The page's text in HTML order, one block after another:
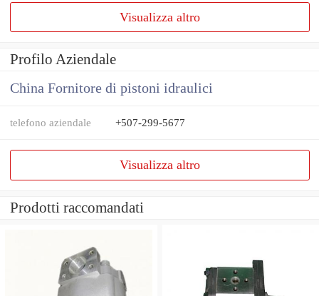
Visualizza altro
Profilo Aziendale
China Fornitore di pistoni idraulici
telefono aziendale +507-299-5677
Visualizza altro
Prodotti raccomandati